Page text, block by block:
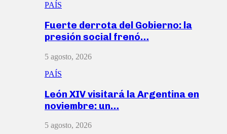
PAÍS
Fuerte derrota del Gobierno: la
presión social frenó…
5 agosto, 2026
PAÍS
León XIV visitará la Argentina en
noviembre: un…
5 agosto, 2026